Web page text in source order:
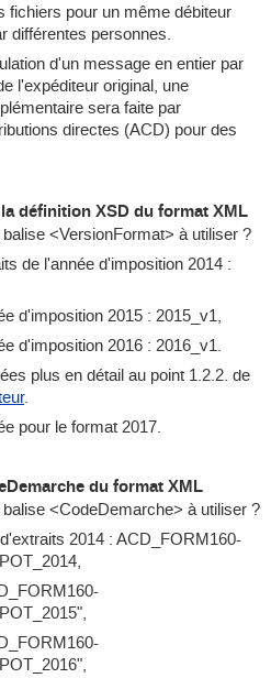
fichiers pour un même débiteur
différentes personnes.
d'un message en entier par
l'expéditeur original, une
sera faite par
directes (ACD) pour des
définition XSD du format XML
<VersionFormat> à utiliser ?
de l'année d'imposition 2014 :
d'imposition 2015 : 2015_v1,
d'imposition 2016 : 2016_v1.
plus en détail au point 1.2.2. de
.
pour le format 2017.
du format XML
<CodeDemarche> à utiliser ?
2014 : ACD_FORM160-